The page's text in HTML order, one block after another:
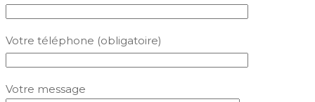
Votre téléphone (obligatoire)
Votre message